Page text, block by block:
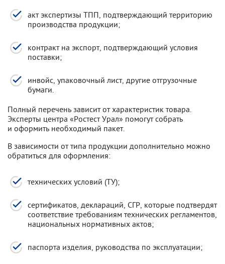
акт экспертизы ТПП, подтверждающий территорию
производства продукции;
контракт на экспорт, подтверждающий условия
поставки;
инвойс, упаковочный лист, другие отгрузочные
бумаги.
Полный перечень зависит от характеристик товара.
Эксперты центра «Ростест Урал» помогут собрать
и оформить необходимый пакет.
В зависимости от типа продукции дополнительно можно
обратиться для оформления:
технических условий (ТУ);
сертификатов, деклараций, СГР, которые подтвердят
соответствие требованиям технических регламентов,
национальных нормативных актов;
паспорта изделия, руководства по эксплуатации;